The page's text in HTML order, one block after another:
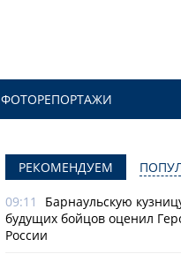
ФОТОРЕПОРТАЖИ
РЕКОМЕНДУЕМ
09:11
Барнаульскую
будущих бойцов оценил
России